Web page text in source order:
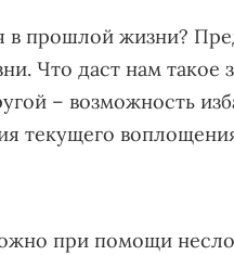
в прошлой жизни?
Что даст нам такое
– возможность
текущего
при помощи